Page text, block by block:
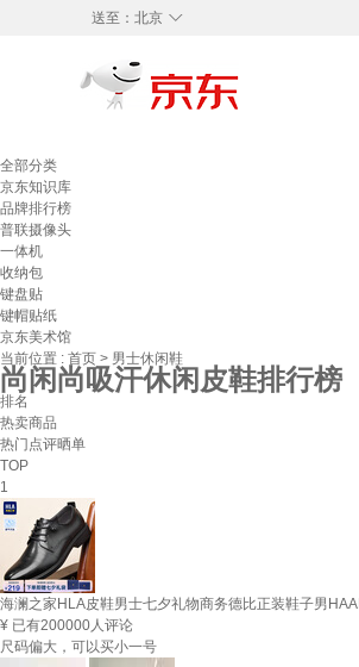
◇
送至： 北京
全部分类
京东知识库
品牌排行榜
普联摄像头
一体机
收纳包
键盘贴
键帽贴纸
京东美术馆
当前位置 : 首页 > 男士休闲鞋
尚闲尚吸汗休闲皮鞋排行榜
排名
热卖商品
热门点评晒单
TOP
1
海澜之家HLA皮鞋男士七夕礼物商务德比正装鞋子男
¥ 已有200000人评论
尺码偏大，可以买小一号